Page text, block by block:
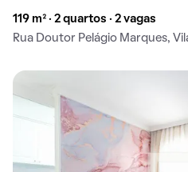
119 m² · 2 quartos · 2 vagas
Rua Doutor Pelágio Marques,